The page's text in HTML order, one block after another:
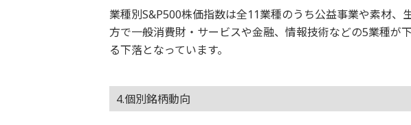
業種別S&P500株価指数は全11業種のうち公益事業や素材、
方で一般消費財・サービスや金融、情報技術などの5業種が
る下落となっています。
4.個別銘柄動向